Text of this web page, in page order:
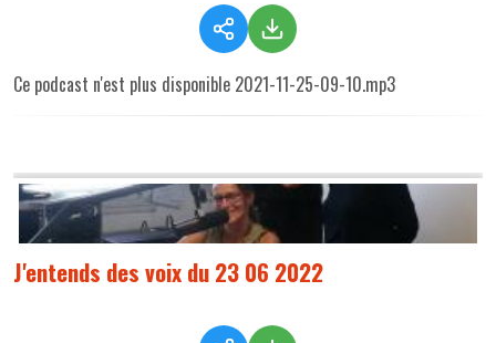
Ce podcast n'est plus disponible 2021-11-25-09-10.mp3
J'entends des voix du 23 06 2022